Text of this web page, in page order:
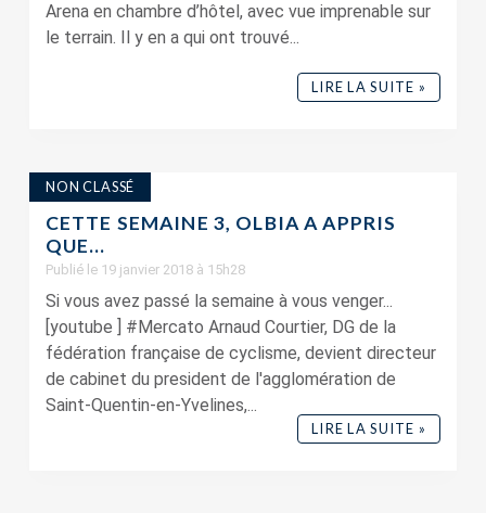
Arena en chambre d’hôtel, avec vue imprenable sur
le terrain. Il y en a qui ont trouvé...
LIRE LA SUITE »
NON CLASSÉ
CETTE SEMAINE 3, OLBIA A APPRIS
QUE…
Publié le 19 janvier 2018 à 15h28
Si vous avez passé la semaine à vous venger...
[youtube ] #Mercato Arnaud Courtier, DG de la
fédération française de cyclisme, devient directeur
de cabinet du president de l'agglomération de
Saint-Quentin-en-Yvelines,...
LIRE LA SUITE »